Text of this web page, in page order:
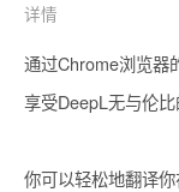
详情
通过Chrome浏览器
享受DeepL无与伦比
你可以轻松地翻译